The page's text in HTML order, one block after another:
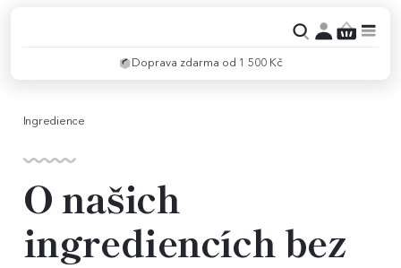
Doprava zdarma od 1 500 Kč
Ingredience
O našich
ingrediencích bez